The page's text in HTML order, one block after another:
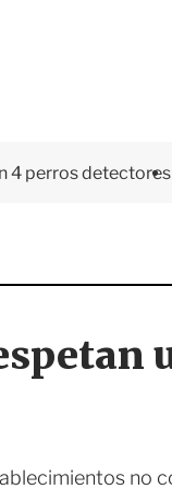
4 perros detectores
no